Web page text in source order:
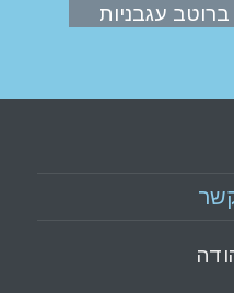
ברוטב עגבניות